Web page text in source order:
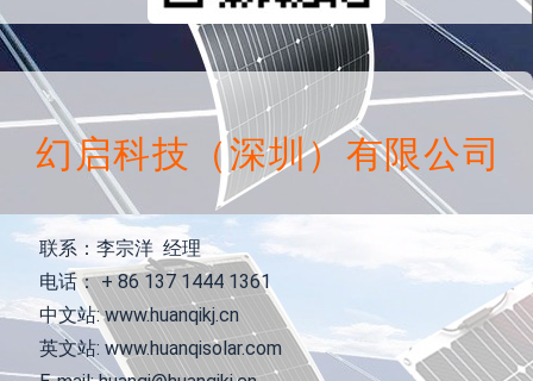
幻启科技（深圳）有限公司
联系：李宗洋 经理
电话： + 86 137 1444 1361
中文站: www.huanqikj.cn
英文站: www.huanqisolar.com